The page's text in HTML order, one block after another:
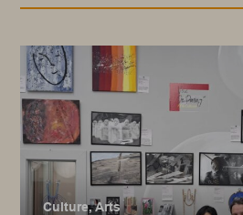
Culture,Arts